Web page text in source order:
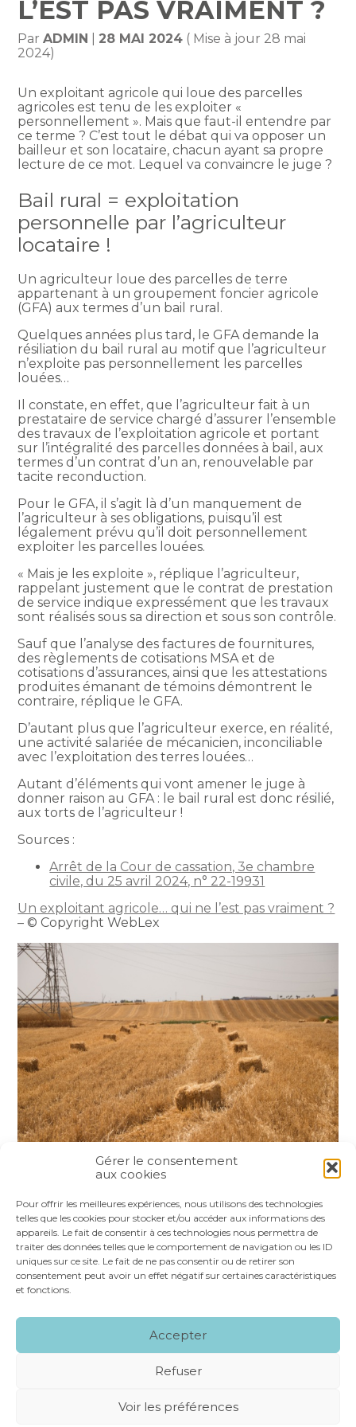
Gérer le consentement
aux cookies
Pour offrir les meilleures expériences, nous utilisons des technologies
telles que les cookies pour stocker et/ou accéder aux informations des
appareils. Le fait de consentir à ces technologies nous permettra de
traiter des données telles que le comportement de navigation ou les ID
uniques sur ce site. Le fait de ne pas consentir ou de retirer son
consentement peut avoir un effet négatif sur certaines caractéristiques
et fonctions.
Accepter
Refuser
Voir les préférences
L’EST PAS VRAIMENT ?
ParADMIN 28 MAI 2024 ( Mise à jour 28 mai
2024)
Un exploitant agricole qui loue des parcelles
agricoles est tenu de les exploiter «
personnellement ». Mais que faut-il entendre par
ce terme ? C’est tout le débat qui va opposer un
bailleur et son locataire, chacun ayant sa propre
lecture de ce mot. Lequel va convaincre le juge ?
Bail rural = exploitation
personnelle par l’agriculteur
locataire !
Un agriculteur loue des parcelles de terre
appartenant à un groupement foncier agricole
(GFA) aux termes d’un bail rural.
Quelques années plus tard, le GFA demande la
résiliation du bail rural au motif que l’agriculteur
n’exploite pas personnellement les parcelles
louées…
Il constate, en effet, que l’agriculteur fait à un
prestataire de service chargé d’assurer l’ensemble
des travaux de l’exploitation agricole et portant
sur l’intégralité des parcelles données à bail, aux
termes d’un contrat d’un an, renouvelable par
tacite reconduction.
Pour le GFA, il s’agit là d’un manquement de
l’agriculteur à ses obligations, puisqu’il est
légalement prévu qu’il doit personnellement
exploiter les parcelles louées.
« Mais je les exploite », réplique l’agriculteur,
rappelant justement que le contrat de prestation
de service indique expressément que les travaux
sont réalisés sous sa direction et sous son contrôle.
Sauf que l’analyse des factures de fournitures,
des règlements de cotisations MSA et de
cotisations d’assurances, ainsi que les attestations
produites émanant de témoins démontrent le
contraire, réplique le GFA.
D’autant plus que l’agriculteur exerce, en réalité,
une activité salariée de mécanicien, inconciliable
avec l’exploitation des terres louées…
Autant d’éléments qui vont amener le juge à
donner raison au GFA : le bail rural est donc résilié,
aux torts de l’agriculteur !
Sources :
Arrêt de la Cour de cassation, 3e chambre
civile, du 25 avril 2024, n° 22-19931
Un exploitant agricole… qui ne l’est pas vraiment ?
– © Copyright WebLex
FaceBook
TwitterLinkedIn
Footer
NOS SERVICES
NOS SPÉCIALITÉS
RECRUTEMENT CONTACT
MENTIONS LÉGALES PLAN DU SITE